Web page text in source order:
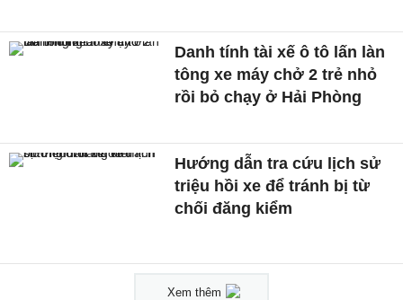
Danh tính tài xế ô tô lấn làn
tông xe máy chở 2 trẻ nhỏ
rồi bỏ chạy ở Hải Phòng
Hướng dẫn tra cứu lịch sử
triệu hồi xe để tránh bị từ
chối đăng kiểm
Xem thêm